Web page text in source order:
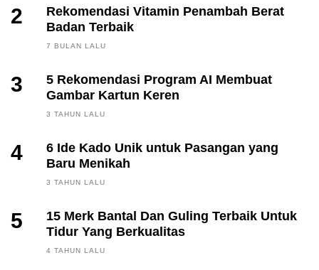
2
Rekomendasi Vitamin Penambah Berat
Badan Terbaik
7 BULAN LALU
3
5 Rekomendasi Program AI Membuat
Gambar Kartun Keren
3 TAHUN LALU
4
6 Ide Kado Unik untuk Pasangan yang
Baru Menikah
3 TAHUN LALU
5
15 Merk Bantal Dan Guling Terbaik Untuk
Tidur Yang Berkualitas
4 TAHUN LALU